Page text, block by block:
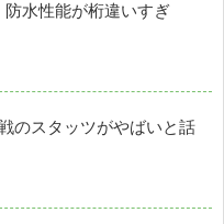
水性能が桁違いすぎ
のスタッツがやばいと話